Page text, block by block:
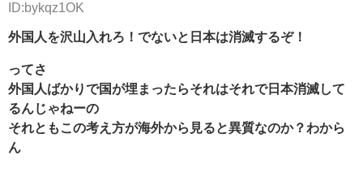
ID:bykqz1OK
外国人を沢山入れろ！でないと日本は消滅するぞ！
ってさ
外国人ばかりで国が埋まったらそれはそれで日本消滅して
るんじゃねーの
それともこの考え方が海外から見ると異質なのか？わから
ん